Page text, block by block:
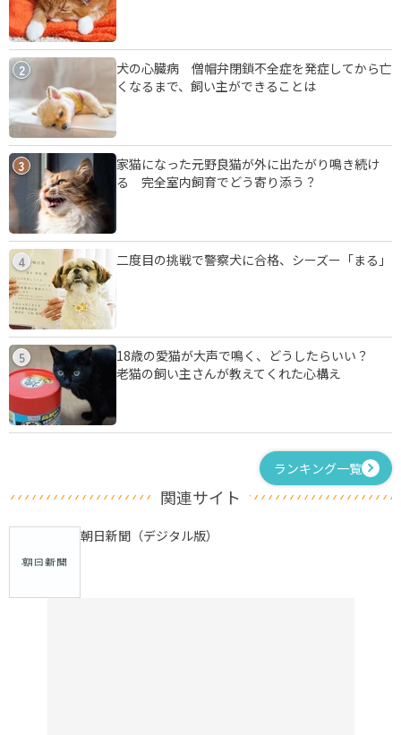
2
犬の心臓病 僧帽弁閉鎖不全症を発症してから亡
くなるまで、飼い主ができることは
3
家猫になった元野良猫が外に出たがり鳴き続け
る 完全室内飼育でどう寄り添う？
4 二度目の挑戦で警察犬に合格、シーズー「まる」
5
18歳の愛猫が大声で鳴く、どうしたらいい？
老猫の飼い主さんが教えてくれた心構え
ランキング一覧
関連サイト
朝日新聞（デジタル版）